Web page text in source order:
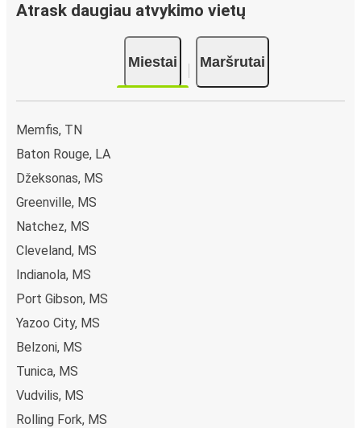
Atrask daugiau atvykimo vietų
Miestai Maršrutai
Memfis, TN
Baton Rouge, LA
Džeksonas, MS
Greenville, MS
Natchez, MS
Cleveland, MS
Indianola, MS
Port Gibson, MS
Yazoo City, MS
Belzoni, MS
Tunica, MS
Vudvilis, MS
Rolling Fork, MS